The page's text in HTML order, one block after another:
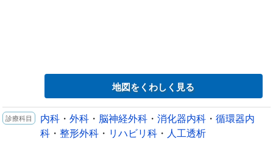
地図をくわしく見る
内科 ・ 外科 ・ 脳神経外科 ・ 消化器内科 ・ 循環器内
科 ・ 整形外科 ・ リハビリ科 ・ 人工透析